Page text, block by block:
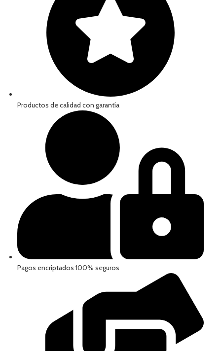
Productos de calidad con garantía
Pagos encriptados 100% seguros